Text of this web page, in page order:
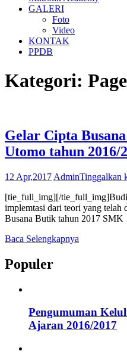
GALERI
Foto
Video
KONTAK
PPDB
Kategori:
Gelar Cipta
Utomo tahun 2016/
12 Apr,2017 AdminTinggalkan
[tie_full_img][/
implemtasi dari teori yang telah
Busana Butik tahun 2017
Baca Selengkapnya
Populer
Pengumuman
Ajaran 2016/2017